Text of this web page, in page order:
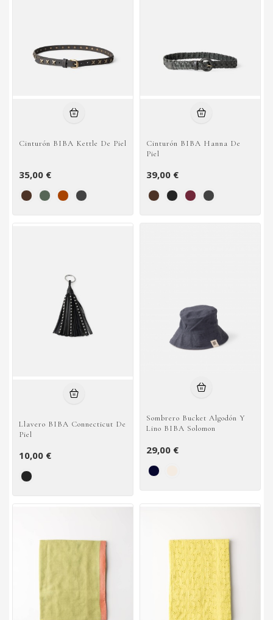
Cinturón BIBA Kettle De Piel
35,00 €
Cinturón BIBA Hanna De
Piel
39,00 €
Llavero BIBA Connecticut De
Piel
10,00 €
Sombrero Bucket Algodón Y
Lino BIBA Solomon
29,00 €